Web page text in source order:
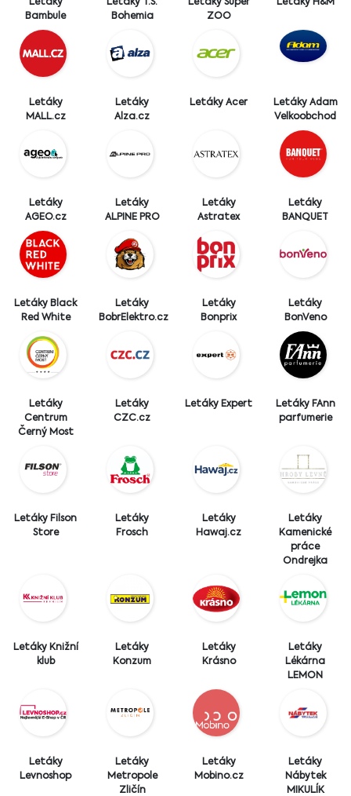
Letáky
Bambule
Letáky T.S.
Bohemia
Letáky Super
ZOO
Letáky H&M
Letáky
MALL.cz
Letáky
Alza.cz
Letáky Acer
Letáky Adam
Velkoobchod
Letáky
AGEO.cz
Letáky
ALPINE PRO
Letáky
Astratex
Letáky
BANQUET
Letáky Black
Red White
Letáky
BobrElektro.cz
Letáky
Bonprix
Letáky
BonVeno
Letáky
Centrum
Černý Most
Letáky
CZC.cz
Letáky Expert
Letáky FAnn
parfumerie
Letáky Filson
Store
Letáky
Frosch
Letáky
Hawaj.cz
Letáky
Kamenické
práce
Ondrejka
Letáky Knižní
klub
Letáky
Konzum
Letáky
Krásno
Letáky
Lékárna
LEMON
Letáky
Levnoshop
Letáky
Metropole
Zličín
Letáky
Mobino.cz
Letáky
Nábytek
MIKULÍK